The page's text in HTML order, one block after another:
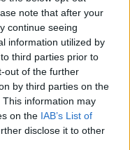
note that after your
continue seeing
information utilized by
third parties prior to
out of the further
by third parties on the
This information may
on the IAB’s List of
disclose it to other